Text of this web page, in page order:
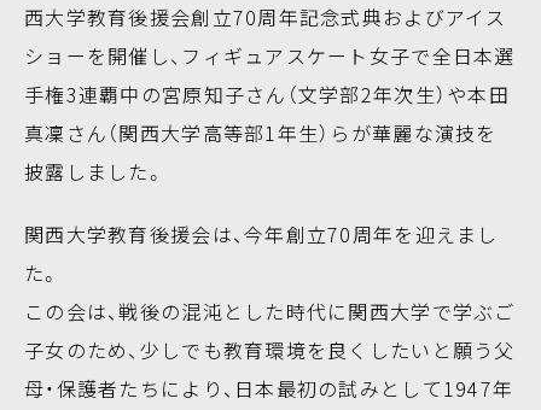
西大学教育後援会創立70周年記念式典およびアイス
ショーを開催し、フィギュアスケート女子で全日本選
手権3連覇中の宮原知子さん（文学部2年次生）や本田
真凜さん（関西大学高等部1年生）らが華麗な演技を
披露しました。
関西大学教育後援会は、今年創立70周年を迎えまし
た。
この会は、戦後の混沌とした時代に関西大学で学ぶご
子女のため、少しでも教育環境を良くしたいと願う父
母・保護者たちにより、日本最初の試みとして1947年